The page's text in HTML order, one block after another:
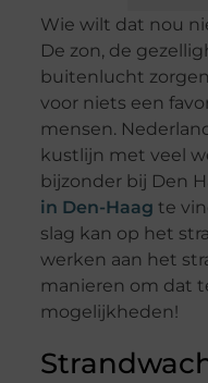
Wie wilt dat nou
De zon, de
buitenlucht
voor niets een
mensen.
kustlijn met veel
bijzonder bij Den
in Den-Haag te
slag kan op het
werken aan het
manieren om dat
mogelijkheden!